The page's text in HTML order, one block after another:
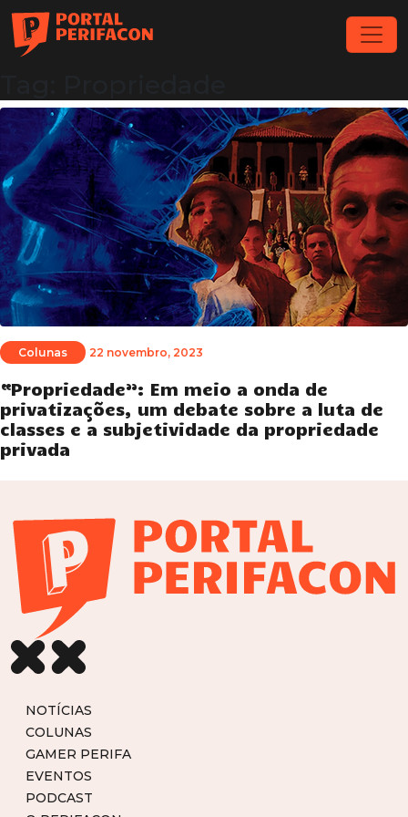
Colunas 22 novembro, 2023
“Propriedade”: Em meio a onda de
privatizações, um debate sobre a luta de
classes e a subjetividade da propriedade
privada
NOTÍCIAS
COLUNAS
GAMER PERIFA
EVENTOS
PODCAST